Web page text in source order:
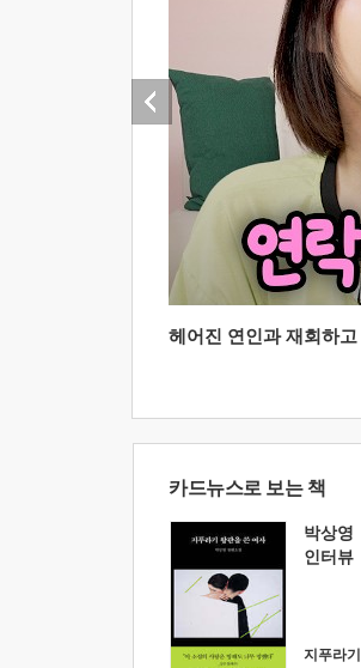
헤어진 연인과 재회하
카드뉴스로 보는 책
박상영
인터뷰
지푸라